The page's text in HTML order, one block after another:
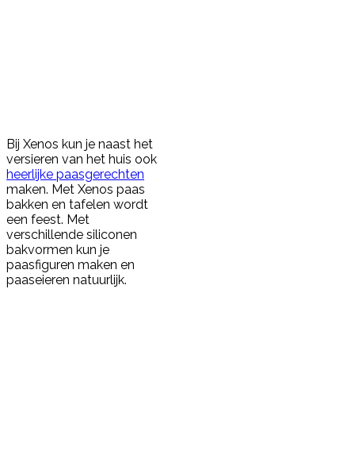
Bij Xenos kun je naast het
versieren van het huis ook
heerlijke paasgerechten
maken. Met Xenos paas
bakken en tafelen wordt
een feest. Met
verschillende siliconen
bakvormen kun je
paasfiguren maken en
paaseieren natuurlijk.